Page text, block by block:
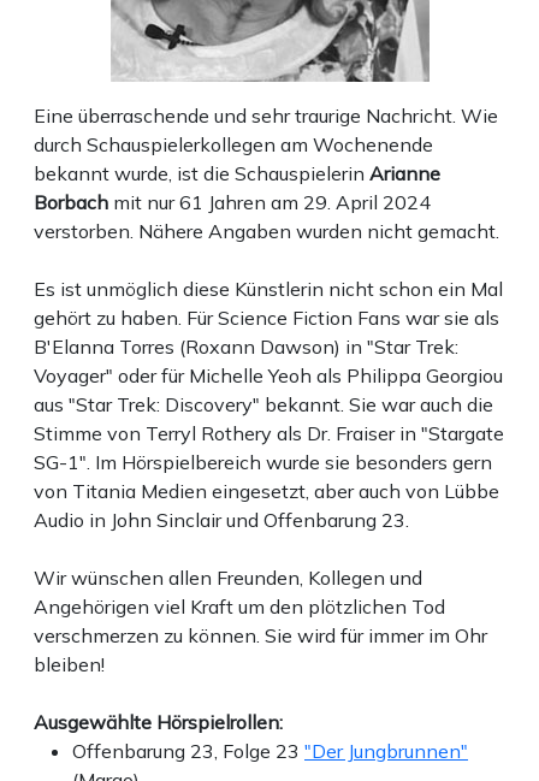
Eine überraschende und sehr traurige Nachricht. Wie
durch Schauspielerkollegen am Wochenende
bekannt wurde, ist die Schauspielerin Arianne
Borbach mit nur 61 Jahren am 29. April 2024
verstorben. Nähere Angaben wurden nicht gemacht.
Es ist unmöglich diese Künstlerin nicht schon ein Mal
gehört zu haben. Für Science Fiction Fans war sie als
B'Elanna Torres (Roxann Dawson) in "Star Trek:
Voyager" oder für Michelle Yeoh als Philippa Georgiou
aus "Star Trek: Discovery" bekannt. Sie war auch die
Stimme von Terryl Rothery als Dr. Fraiser in "Stargate
SG-1". Im Hörspielbereich wurde sie besonders gern
von Titania Medien eingesetzt, aber auch von Lübbe
Audio in John Sinclair und Offenbarung 23.
Wir wünschen allen Freunden, Kollegen und
Angehörigen viel Kraft um den plötzlichen Tod
verschmerzen zu können. Sie wird für immer im Ohr
bleiben!
Ausgewählte Hörspielrollen:
Offenbarung 23, Folge 23 "Der Jungbrunnen"